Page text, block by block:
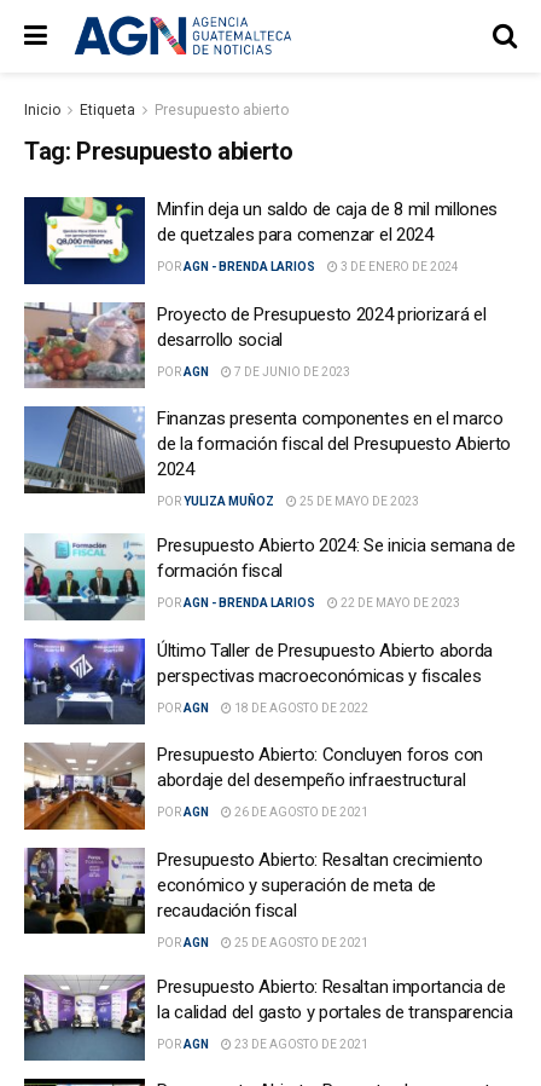
Inicio Etiqueta Presupuesto abierto
Tag: Presupuesto abierto
Minfin deja un saldo de caja de 8 mil millones
de quetzales para comenzar el 2024
PORAGN - BRENDA LARIOS 3 DE ENERO DE 2024
Proyecto de Presupuesto 2024 priorizará el
desarrollo social
PORAGN 7 DE JUNIO DE 2023
Finanzas presenta componentes en el marco
de la formación fiscal del Presupuesto Abierto
2024
PORYULIZA MUÑOZ 25 DE MAYO DE 2023
Presupuesto Abierto 2024: Se inicia semana de
formación fiscal
PORAGN - BRENDA LARIOS 22 DE MAYO DE 2023
Último Taller de Presupuesto Abierto aborda
perspectivas macroeconómicas y fiscales
PORAGN 18 DE AGOSTO DE 2022
Presupuesto Abierto: Concluyen foros con
abordaje del desempeño infraestructural
PORAGN 26 DE AGOSTO DE 2021
Presupuesto Abierto: Resaltan crecimiento
económico y superación de meta de
recaudación fiscal
PORAGN 25 DE AGOSTO DE 2021
Presupuesto Abierto: Resaltan importancia de
la calidad del gasto y portales de transparencia
PORAGN 23 DE AGOSTO DE 2021